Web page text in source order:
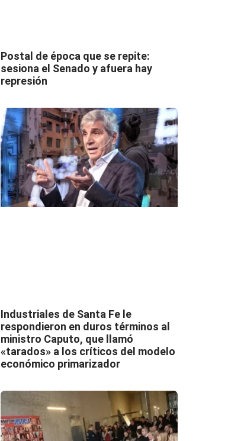
Postal de época que se repite:
sesiona el Senado y afuera hay
represión
Industriales de Santa Fe le
respondieron en duros términos al
ministro Caputo, que llamó
«tarados» a los críticos del modelo
económico primarizador